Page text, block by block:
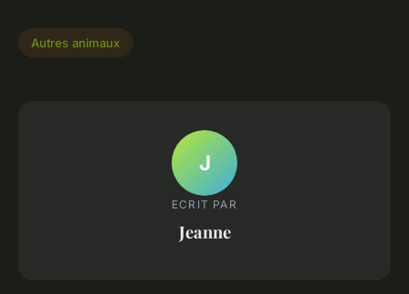
Autres animaux
J
ECRIT PAR
Jeanne